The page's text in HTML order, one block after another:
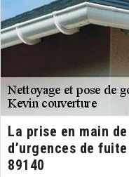
La prise en main
d’urgences de
89140